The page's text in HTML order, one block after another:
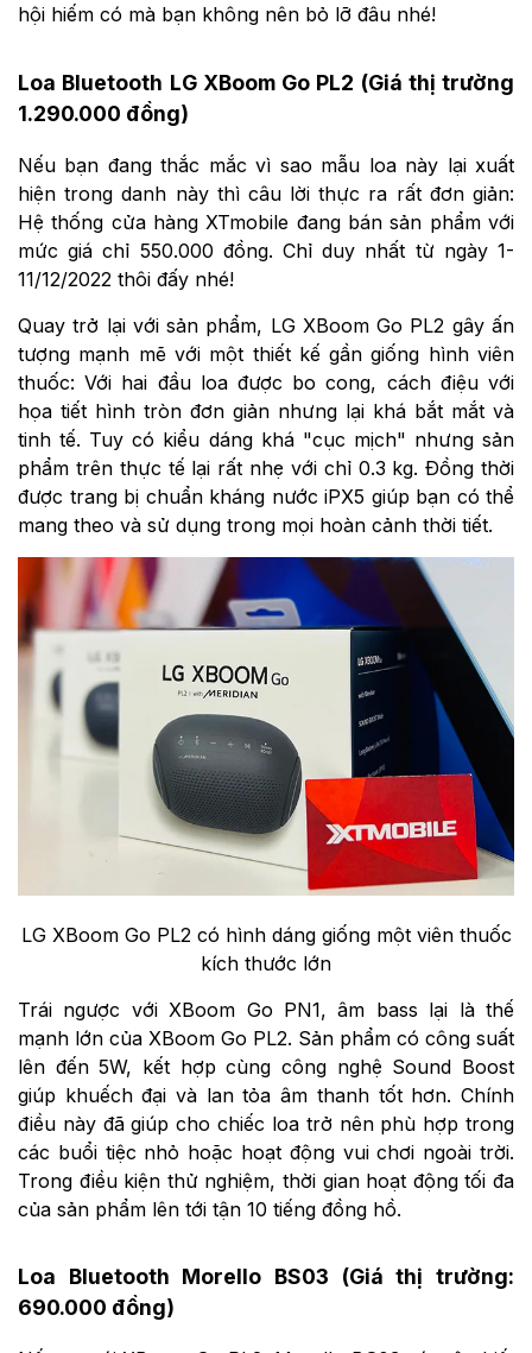
hội hiếm có mà bạn không nên bỏ lỡ đâu nhé!
Loa Bluetooth LG XBoom Go PL2 (Giá thị trường
1.290.000 đồng)
Nếu bạn đang thắc mắc vì sao mẫu loa này lại xuất
hiện trong danh này thì câu lời thực ra rất đơn giản:
Hệ thống cửa hàng XTmobile đang bán sản phẩm với
mức giá chỉ 550.000 đồng. Chỉ duy nhất từ ngày 1-
11/12/2022 thôi đấy nhé!
Quay trở lại với sản phẩm, LG XBoom Go PL2 gây ấn
tượng mạnh mẽ với một thiết kế gần giống hình viên
thuốc: Với hai đầu loa được bo cong, cách điệu với
họa tiết hình tròn đơn giản nhưng lại khá bắt mắt và
tinh tế. Tuy có kiểu dáng khá "cục mịch" nhưng sản
phẩm trên thực tế lại rất nhẹ với chỉ 0.3 kg. Đồng thời
được trang bị chuẩn kháng nước iPX5 giúp bạn có thể
mang theo và sử dụng trong mọi hoàn cảnh thời tiết.
LG XBoom Go PL2 có hình dáng giống một viên thuốc
kích thước lớn
Trái ngược với XBoom Go PN1, âm bass lại là thế
mạnh lớn của XBoom Go PL2. Sản phẩm có công suất
lên đến 5W, kết hợp cùng công nghệ Sound Boost
giúp khuếch đại và lan tỏa âm thanh tốt hơn. Chính
điều này đã giúp cho chiếc loa trở nên phù hợp trong
các buổi tiệc nhỏ hoặc hoạt động vui chơi ngoài trời.
Trong điều kiện thử nghiệm, thời gian hoạt động tối đa
của sản phẩm lên tới tận 10 tiếng đồng hồ.
Loa Bluetooth Morello BS03 (Giá thị trường:
690.000 đồng)